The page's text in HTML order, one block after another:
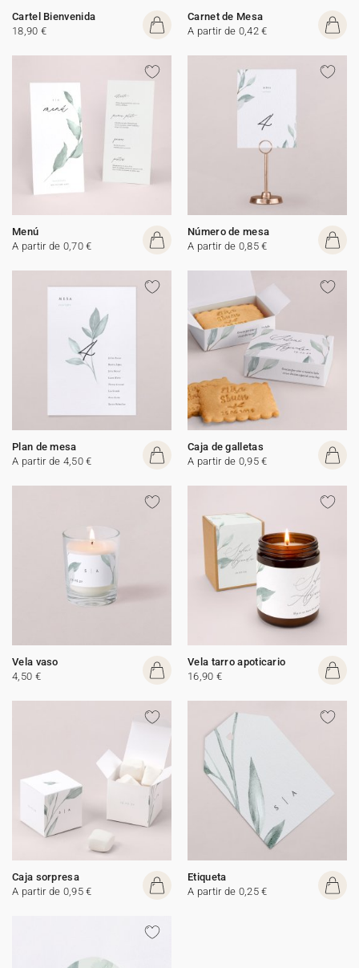
Cartel Bienvenida
18,90 €
Carnet de Mesa
A partir de 0,42 €
Menú
A partir de 0,70 €
Número de mesa
A partir de 0,85 €
Plan de mesa
A partir de 4,50 €
Caja de galletas
A partir de 0,95 €
Vela vaso
4,50 €
Vela tarro apoticario
16,90 €
Caja sorpresa
A partir de 0,95 €
Etiqueta
A partir de 0,25 €